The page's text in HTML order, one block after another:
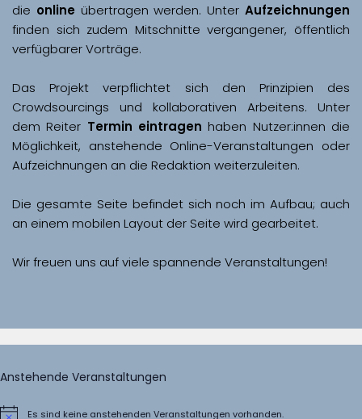
die online übertragen werden. Unter Aufzeichnungen
finden sich zudem Mitschnitte vergangener, öffentlich
Das Projekt verpflichtet sich den Prinzipien des
Crowdsourcings und kollaborativen Arbeitens. Unter
dem Reiter Termin eintragen haben Nutzer:innen die
Möglichkeit, anstehende Online-Veranstaltungen oder
Aufzeichnungen an die Redaktion weiterzuleiten.
Die gesamte Seite befindet sich noch im Aufbau; auch
Wir freuen uns auf viele spannende Veranstaltungen!
Anstehende Veranstaltungen
Es sind keine anstehenden Veranstaltungen vorhanden.